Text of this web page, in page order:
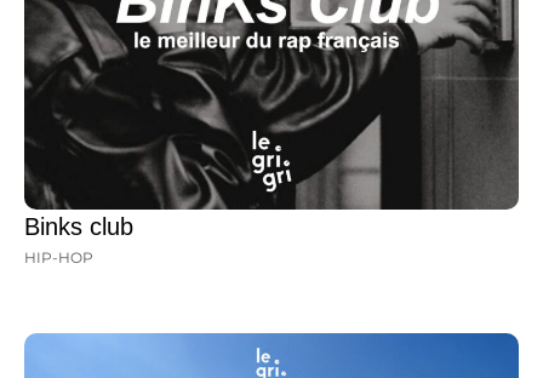
Binks club
HIP-HOP